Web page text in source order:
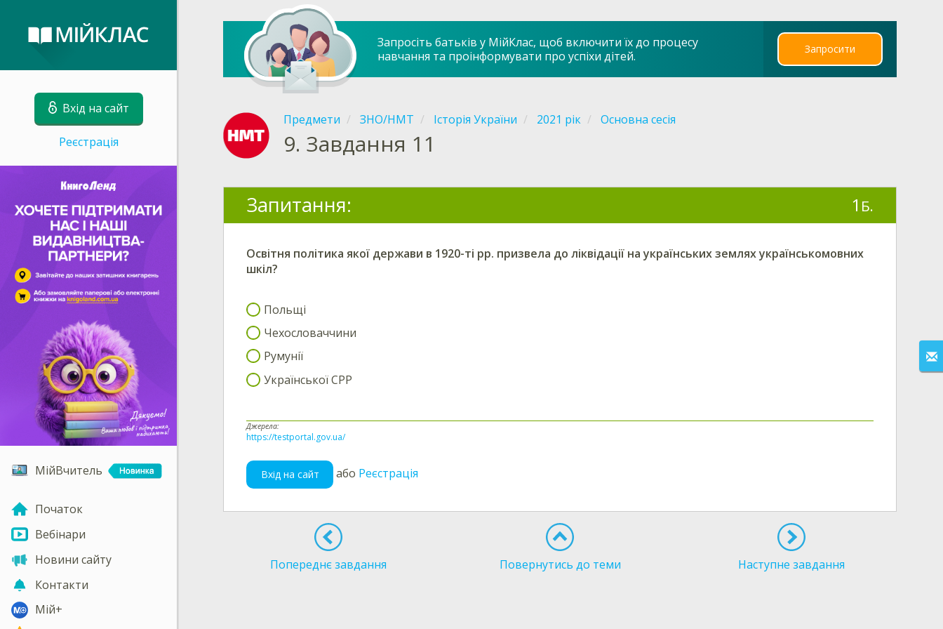
Вхід на сайт
Реєстрація
МійВчитель
Початок
Вебінари
Новини сайту
Контакти
Мій+
Запросіть батьків у МійКлас, щоб включити їх до процесу
навчання та проінформувати про успіхи дітей.
Запросити
Предмети ЗНО/НМТ Історія України 2021 рік Основна сесія
9. Завдання 11
Запитання: 1 Б.
Освітня політика якої держави в 1920-ті рр. призвела до ліквідації на українських землях українськомовних
шкіл?
Польщі
Чехословаччини
Румунії
Української СРР
Джерела:
https://testportal.gov.ua/
Вхід на сайт або Реєстрація
Попереднє завдання Повернутись до теми Наступне завдання